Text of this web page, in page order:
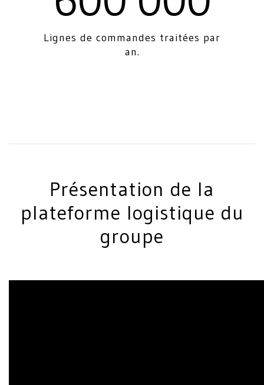
Lignes de commandes traitées par
an.
Présentation de la
plateforme logistique du
groupe